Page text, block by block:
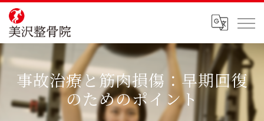
事故治療と筋肉損傷：早期回復
のためのポイント